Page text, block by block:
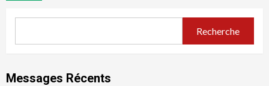
Recherche
Messages Récents